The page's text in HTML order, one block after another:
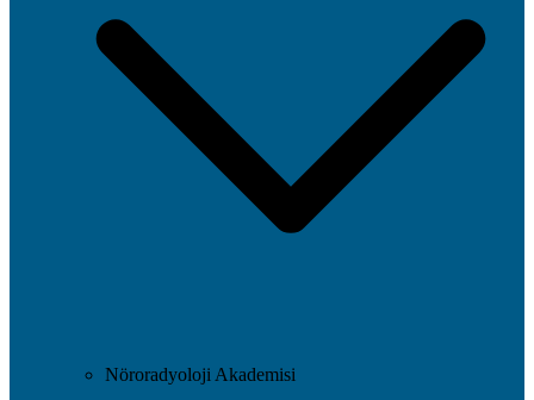
Nöroradyoloji Akademisi